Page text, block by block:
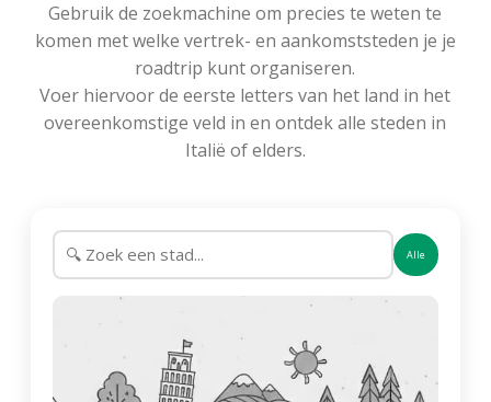
Gebruik de zoekmachine om precies te weten te
komen met welke vertrek- en aankomststeden je je
roadtrip kunt organiseren.
Voer hiervoor de eerste letters van het land in het
overeenkomstige veld in en ontdek alle steden in
Italië of elders.
Alle